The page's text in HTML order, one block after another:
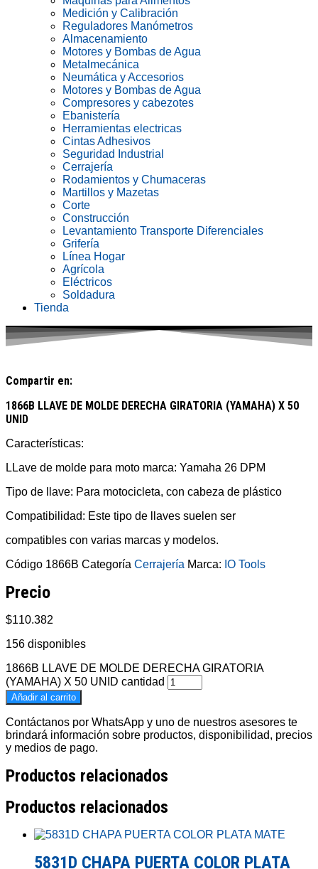
Medición y Calibración
Reguladores Manómetros
Almacenamiento
Motores y Bombas de Agua
Metalmecánica
Neumática y Accesorios
Motores y Bombas de Agua
Compresores y cabezotes
Ebanistería
Herramientas electricas
Cintas Adhesivos
Seguridad Industrial
Cerrajería
Rodamientos y Chumaceras
Martillos y Mazetas
Corte
Construcción
Levantamiento Transporte Diferenciales
Grifería
Línea Hogar
Agrícola
Eléctricos
Soldadura
Tienda
Compartir en:
1866B LLAVE DE MOLDE DERECHA GIRATORIA (YAMAHA) X 50
UNID
Características:
LLave de molde para moto marca: Yamaha 26 DPM
Tipo de llave: Para motocicleta, con cabeza de plástico
Compatibilidad: Este tipo de llaves suelen ser
compatibles con varias marcas y modelos.
Código 1866B Categoría Cerrajería Marca: IO Tools
Precio
$110.382
156 disponibles
1866B LLAVE DE MOLDE DERECHA GIRATORIA
(YAMAHA) X 50 UNID cantidad
Añadir al carrito
Contáctanos por WhatsApp y uno de nuestros asesores te
brindará información sobre productos, disponibilidad, precios
y medios de pago.
Productos relacionados
Productos relacionados
5831D CHAPA PUERTA COLOR PLATA